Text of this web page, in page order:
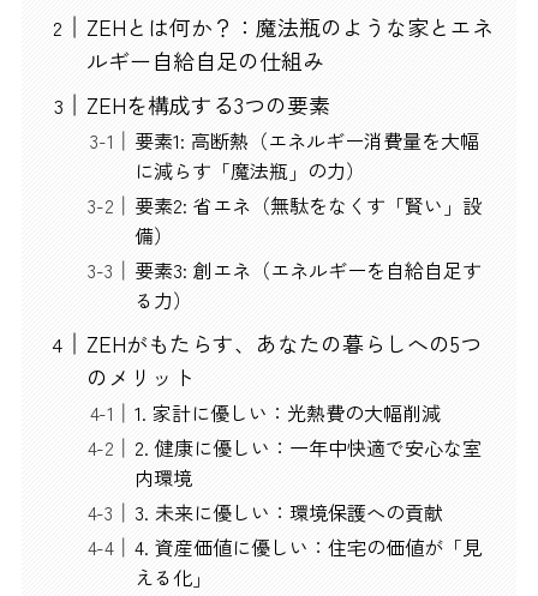
ZEHとは何か？：魔法瓶のような家とエネ
ルギー自給自足の仕組み
ZEHを構成する3つの要素
要素1: 高断熱（エネルギー消費量を大幅
に減らす「魔法瓶」の力）
要素2: 省エネ（無駄をなくす「賢い」設
備）
要素3: 創エネ（エネルギーを自給自足す
る力）
ZEHがもたらす、あなたの暮らしへの5つ
のメリット
1. 家計に優しい：光熱費の大幅削減
2. 健康に優しい：一年中快適で安心な室
内環境
3. 未来に優しい：環境保護への貢献
4. 資産価値に優しい：住宅の価値が「見
える化」